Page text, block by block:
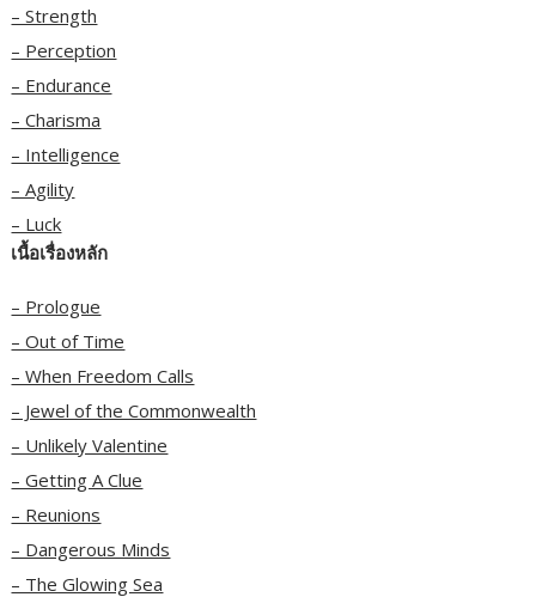
– Strength
– Perception
– Endurance
– Charisma
– Intelligence
– Agility
– Luck
เนื้อเรื่องหลัก
– Prologue
– Out of Time
– When Freedom Calls
– Jewel of the Commonwealth
– Unlikely Valentine
– Getting A Clue
– Reunions
– Dangerous Minds
– The Glowing Sea